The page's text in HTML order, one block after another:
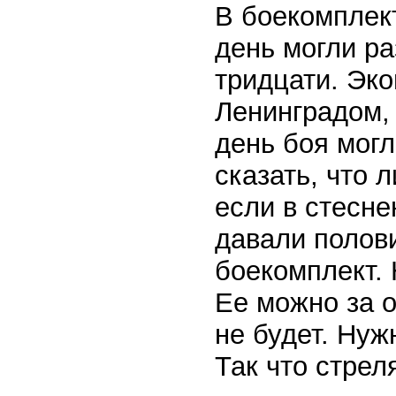
В
день могли
тридцати.
день боя
сказать, что
если в
давали
Ее можно за
не будет.
Так что